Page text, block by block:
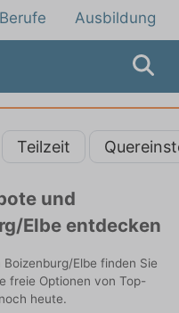
Berufe Ausbildung
Teilzeit
und
Elbe entdecken
Elbe finden Sie
freie Optionen von Top-
heute.